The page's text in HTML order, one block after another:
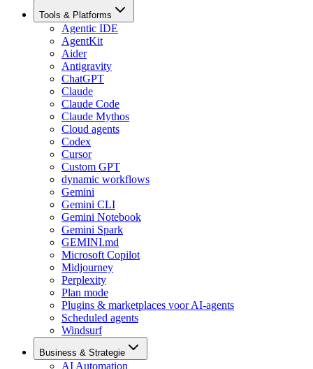
Tools & Platforms
Agentic IDE
AgentKit
Aider
Antigravity
ChatGPT
Claude
Claude Code
Claude Mythos
Cloud agents
Codex
Cursor
Custom GPT
dynamic workflows
Gemini
Gemini CLI
Gemini Notebook
Gemini Spark
GEMINI.md
Microsoft Copilot
Midjourney
Perplexity
Plan mode
Plugins & marketplaces voor AI-agents
Scheduled agents
Windsurf
Business & Strategie
AI Automation